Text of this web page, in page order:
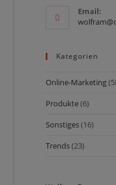
Email:
Kategorien
Online-Marketing
Produkte(6)
Sonstiges(16)
Trends(23)